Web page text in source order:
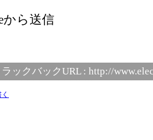
から送信
ラックバックURL : http://